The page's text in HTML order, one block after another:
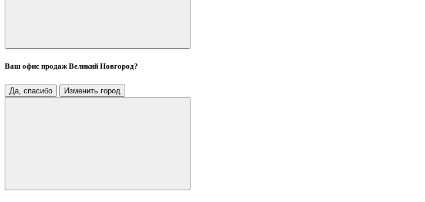
Ваш офис продажВеликий Новгород?
Да, спасибо Изменить город